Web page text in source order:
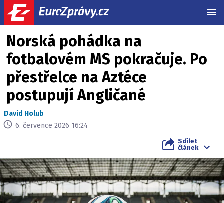
Norská pohádka na
fotbalovém MS pokračuje. Po
přestřelce na Aztéce
postupují Angličané
David Holub
6. července 2026 16:24
Sdílet
článek